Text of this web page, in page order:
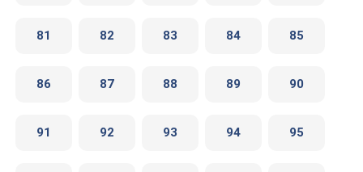
Play Video
81 82 83 84 85
86 87 88 89 90
91 92 93 94 95